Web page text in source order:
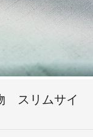
スリムサイ